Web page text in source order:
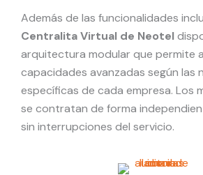
Además de las funcionalidades
Centralita Virtual de Neotel
arquitectura modular que permite
capacidades avanzadas según las
específicas de cada empresa. Los
se contratan de forma
sin interrupciones del servicio.